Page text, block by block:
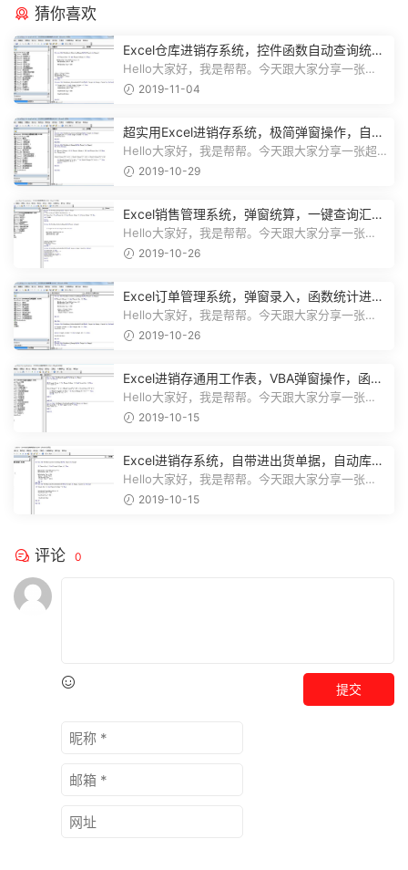
猜你喜欢
Excel仓库进销存系统，控件函数自动查询统
计，动态图表一目了然
Hello大家好，我是帮帮。今天跟大家分享一张
Excel仓库进销存系统，控件函数自动查...
2019-11-04
超实用Excel进销存系统，极简弹窗操作，自动
库存营收汇总不加班
Hello大家好，我是帮帮。今天跟大家分享一张超
实用Excel进销存系统，极简弹窗操...
2019-10-29
Excel销售管理系统，弹窗统算，一键查询汇
总，实用简单不加班
Hello大家好，我是帮帮。今天跟大家分享一张
Excel销售管理系统，弹窗统算，一键...
2019-10-26
Excel订单管理系统，弹窗录入，函数统计进
度，收款查询一键操作
Hello大家好，我是帮帮。今天跟大家分享一张
Excel订单管理系统，弹窗录入，函数...
2019-10-26
Excel进销存通用工作表，VBA弹窗操作，函数
库存，一键查询不劳心
Hello大家好，我是帮帮。今天跟大家分享一张
Excel进销存通用工作表，VBA弹窗操作...
2019-10-15
Excel进销存系统，自带进出货单据，自动库
存，弹窗图表不加班
Hello大家好，我是帮帮。今天跟大家分享一张
Excel进销存系统，自带进出货单据打...
2019-10-15
评论 0
提交